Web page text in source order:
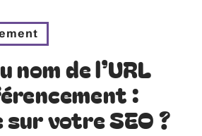
nom de l’URL
:
votre SEO ?